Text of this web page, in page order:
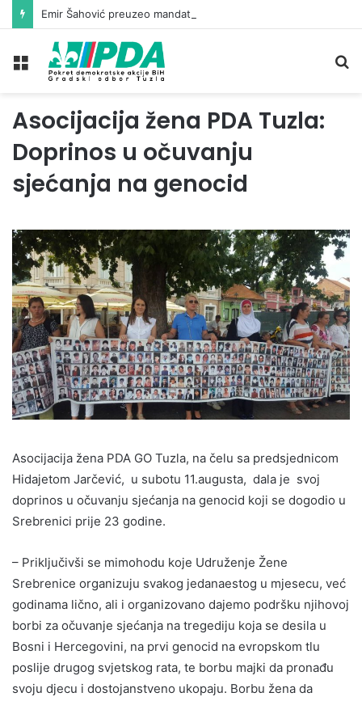
Meni
Asocijacija žena PDA Tuzla:
Doprinos u očuvanju
sjećanja na genocid
Asocijacija žena PDA GO Tuzla, na čelu sa predsjednicom
Hidajetom Jarčević, u subotu 11.augusta, dala je svoj
doprinos u očuvanju sjećanja na genocid koji se dogodio u
Srebrenici prije 23 godine.
– Priključivši se mimohodu koje Udruženje Žene
Srebrenice organizuju svakog jedanaestog u mjesecu, već
godinama lično, ali i organizovano dajemo podršku njihovoj
borbi za očuvanje sjećanja na tregediju koja se desila u
Bosni i Hercegovini, na prvi genocid na evropskom tlu
poslije drugog svjetskog rata, te borbu majki da pronađu
svoju djecu i dostojanstveno ukopaju. Borbu žena da